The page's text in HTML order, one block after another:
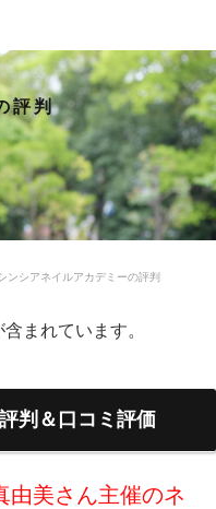
評判
ンシアネイルアカデミーの評判
まれています。
判＆口コミ評価
由美さん主催のネ